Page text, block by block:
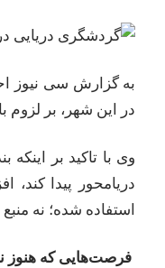
به گزارش سی نیوز
در این شهر، بر
وی با تاکید بر
دریامحور پیدا
استفاده شده؛ نه
فرصت‌هایی که هنوز